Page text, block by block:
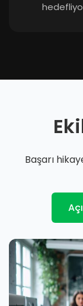
Başarı